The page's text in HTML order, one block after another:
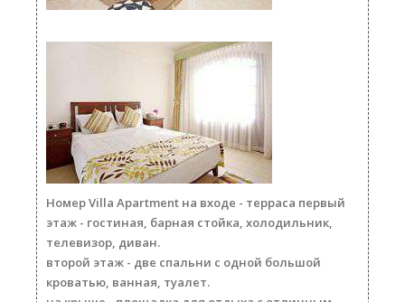
Номер Villa Apartment на входе - терраса первый
этаж - гостиная, барная стойка, холодильник,
телевизор, диван.
второй этаж - две спальни с одной большой
кроватью, ванная, туалет.